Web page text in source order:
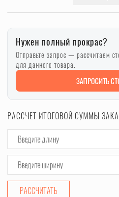
Нужен полный прокрас?
Отправьте запрос — рассчитаем
для данного товара.
ЗАПРОСИТЬ
РАССЧЕТ ИТОГОВОЙ СУММЫ
РАССЧИТАТЬ